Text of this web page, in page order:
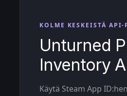
KOLME KESKEISTÄ API-
Unturned
Inventory
Käytä Steam App